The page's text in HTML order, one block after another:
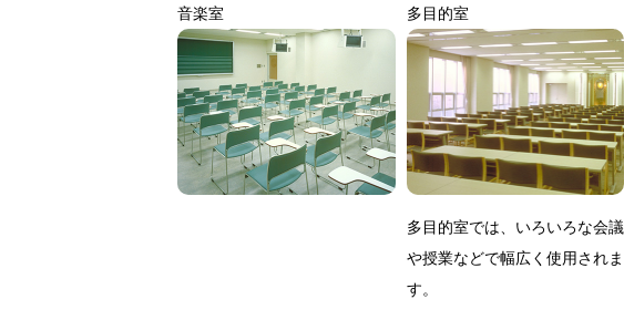
音楽室 多目的室
多目的室では、いろいろな会議
や授業などで幅広く使用されま
す。